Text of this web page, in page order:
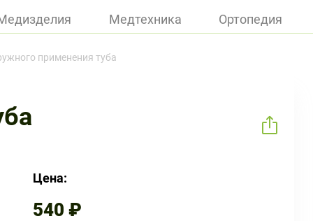
Войти
Медтехника Ортопедия
применения туба
Цена:
540 ₽